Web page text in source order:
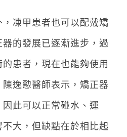
凍甲患者也可以配戴矯
的發展已逐漸進步，過
患者，現在也能夠使用
逸懃醫師表示，矯正器
此可以正常碰水、運
大，但缺點在於相比起